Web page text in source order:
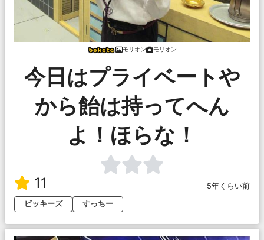
モリオン モリオン
今日はプライベートや
から飴は持ってへん
よ！ほらな！
11
5年くらい前
ビッキーズ
すっちー